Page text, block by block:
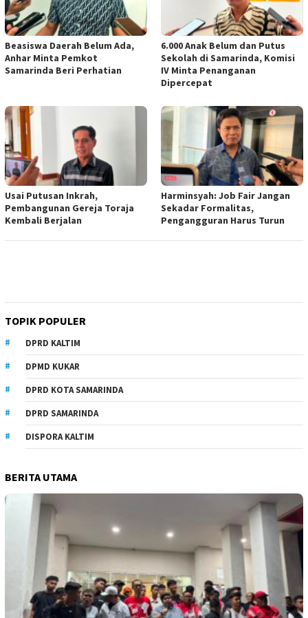
Beasiswa Daerah Belum Ada,
Anhar Minta Pemkot
Samarinda Beri Perhatian
6.000 Anak Belum dan Putus
Sekolah di Samarinda, Komisi
IV Minta Penanganan
Dipercepat
Usai Putusan Inkrah,
Pembangunan Gereja Toraja
Kembali Berjalan
Harminsyah: Job Fair Jangan
Sekadar Formalitas,
Pengangguran Harus Turun
TOPIK POPULER
DPRD KALTIM
DPMD KUKAR
DPRD KOTA SAMARINDA
DPRD SAMARINDA
DISPORA KALTIM
BERITA UTAMA